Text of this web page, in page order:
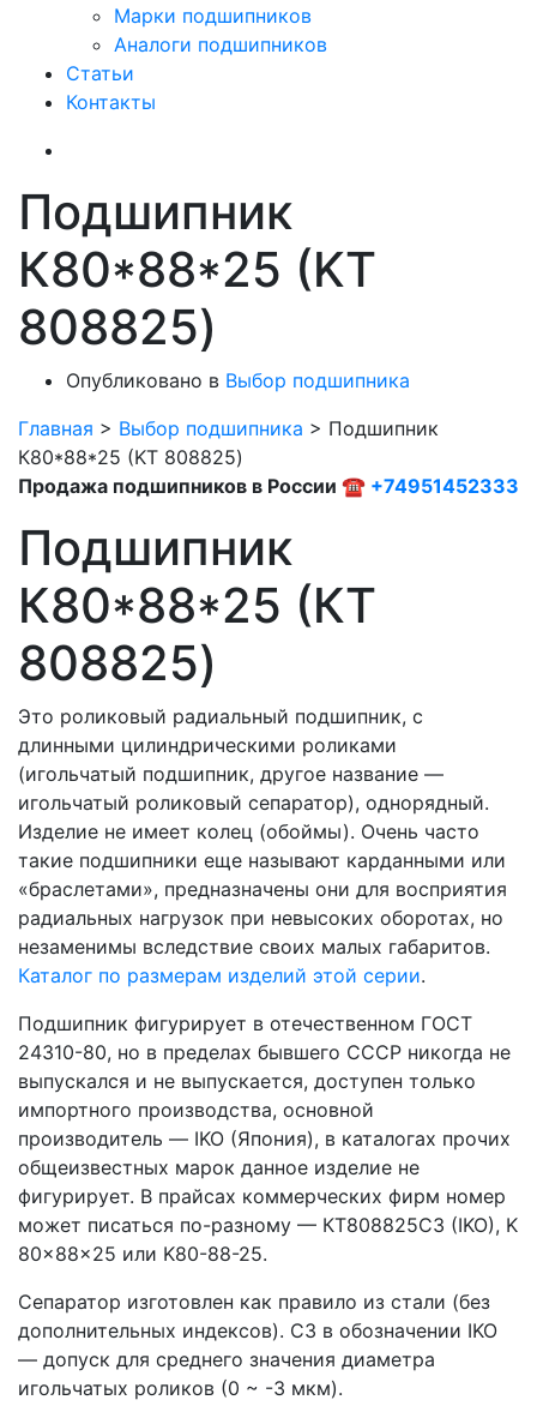
Марки подшипников
Аналоги подшипников
Статьи
Контакты
Подшипник
К80*88*25 (KT
808825)
Опубликовано в Выбор подшипника
Главная > Выбор подшипника > Подшипник
К80*88*25 (KT 808825)
Продажа подшипников в России ☎ +74951452333
Подшипник
К80*88*25 (КT
808825)
Это роликовый радиальный подшипник, с
длинными цилиндрическими роликами
(игольчатый подшипник, другое название —
игольчатый роликовый сепаратор), однорядный.
Изделие не имеет колец (обоймы). Очень часто
такие подшипники еще называют карданными или
«браслетами», предназначены они для восприятия
радиальных нагрузок при невысоких оборотах, но
незаменимы вследствие своих малых габаритов.
Каталог по размерам изделий этой серии.
Подшипник фигурирует в отечественном ГОСТ
24310-80, но в пределах бывшего СССР никогда не
выпускался и не выпускается, доступен только
импортного производства, основной
производитель — IKO (Япония), в каталогах прочих
общеизвестных марок данное изделие не
фигурирует. В прайсах коммерческих фирм номер
может писаться по-разному — КT808825C3 (IKO), K
80x88x25 или K80-88-25.
Сепаратор изготовлен как правило из стали (без
дополнительных индексов). C3 в обозначении IKO
— допуск для среднего значения диаметра
игольчатых роликов (0 ~ -3 мкм).